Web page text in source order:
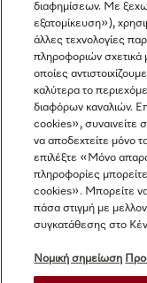
Πλοήγηση
Υπηρεσιες
διαφημίσεων. Με
εξατομίκευση»),
άλλες τεχνολογίες
πληροφοριών σχετικά
οποίες
καλύτερα το
διαφόρων καναλιών.
cookies», συναινείτε
να αποδεχτείτε μόνο
επιλέξτε «Μόνο
πληροφορίες
cookies». Μπορείτε
πάσα στιγμή με
συγκατάθεσης στο
Νομική σημείωση